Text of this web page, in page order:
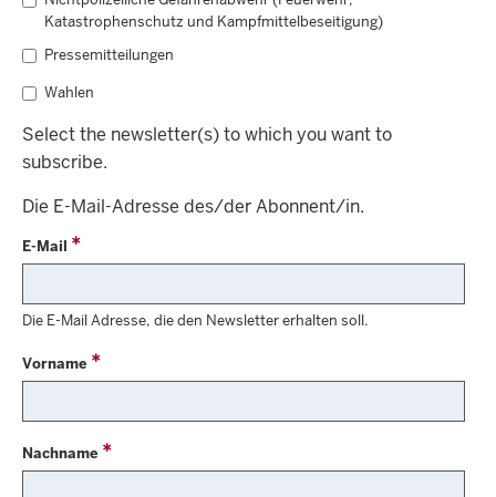
Katastrophenschutz und Kampfmittelbeseitigung)
Pressemitteilungen
Wahlen
Select the newsletter(s) to which you want to
subscribe.
Die E-Mail-Adresse des/der Abonnent/in.
E-Mail
Die E-Mail Adresse, die den Newsletter erhalten soll.
Vorname
Nachname